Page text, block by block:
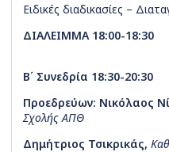
Ειδικές διαδικασίες –
ΔΙΑΛΕΙΜΜΑ 18:00-18:30
Β΄ Συνεδρία 18:30-20:30
Προεδρεύων: Nικόλαος
Σχολής ΑΠΘ
Δημήτριος Τσικρικάς,